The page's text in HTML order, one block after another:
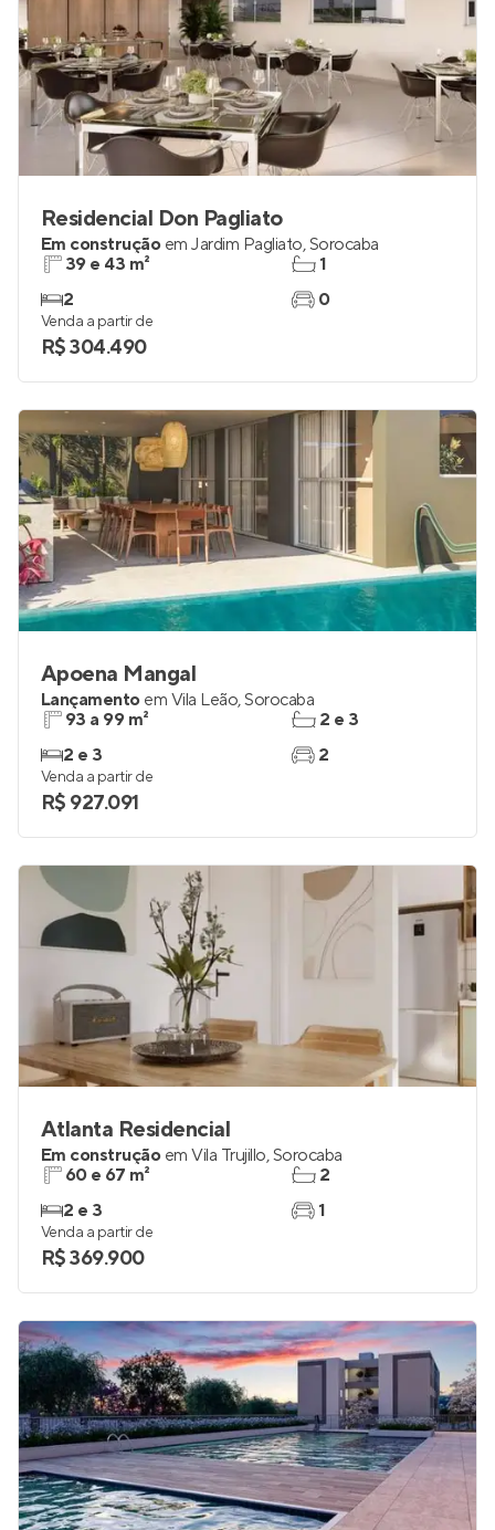
Residencial Don Pagliato
Em construção em Jardim Pagliato,Sorocaba
39 e 43 m²
2
1
0
Venda a partir de
R$ 304.490
Apoena Mangal
Lançamento em Vila Leão,Sorocaba
93 a 99 m²
2 e 3
2 e 3
2
Venda a partir de
R$ 927.091
Atlanta Residencial
Em construção em Vila Trujillo,Sorocaba
60 e 67 m²
2 e 3
2
1
Venda a partir de
R$ 369.900